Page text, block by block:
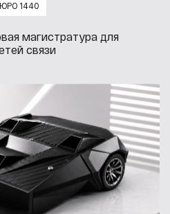
1440
магистратура для
связи